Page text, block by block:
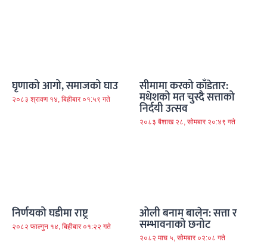
घृणाको आगो, समाजको घाउ
२०८३ श्रावण १४, बिहीबार ०१:५९ गते
सीमामा करको काँडेतार:
मधेशको मत चुस्दै सत्ताको
निर्दयी उत्सव
२०८३ बैशाख २८, सोमबार २०:४९ गते
निर्णयको घडीमा राष्ट्र
२०८२ फाल्गुन १४, बिहीबार ०१:२२ गते
ओली बनाम बालेन: सत्ता र
सम्भावनाको छनोट
२०८२ माघ ५, सोमबार ०२:०८ गते